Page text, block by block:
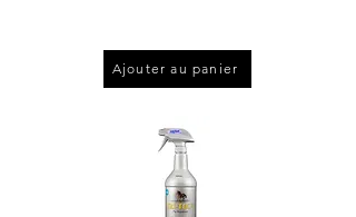
Ajouter au panier